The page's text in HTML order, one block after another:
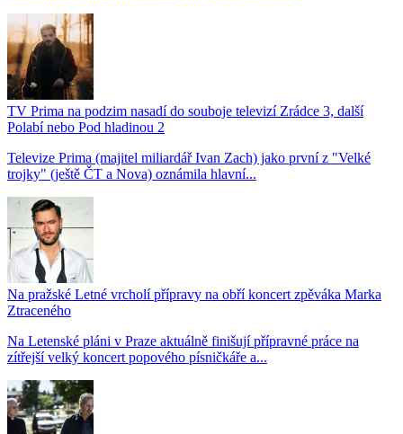
TV Prima na podzim nasadí do souboje televizí Zrádce 3, další
Polabí nebo Pod hladinou 2
Televize Prima (majitel miliardář Ivan Zach) jako první z "Velké
trojky" (ještě ČT a Nova) oznámila hlavní...
Na pražské Letné vrcholí přípravy na obří koncert zpěváka Marka
Ztraceného
Na Letenské pláni v Praze aktuálně finišují přípravné práce na
zítřejší velký koncert popového písničkáře a...